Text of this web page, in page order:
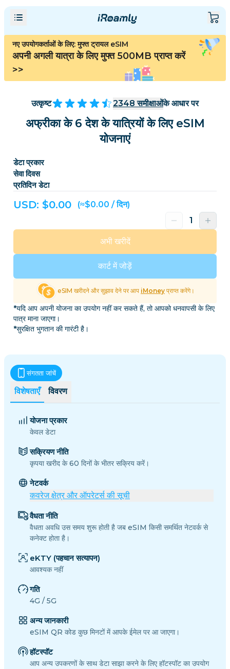
नए उपयोगकर्ताओं के लिए: मुफ्त ट्रायल eSIM
अपनी अगली यात्रा के लिए मुफ्त 500MB प्राप्त करें
>>
उत्कृष्ट 2348 समीक्षाओंके आधार पर
अफ्रीका के 6 देश के यात्रियों के लिए eSIM
योजनाएं
डेटा प्रकार
सेवा दिवस
प्रतिदिन डेटा
USD: $0.00 (≈$0.00 / दिन)
कार्ट में जोड़ें
अभी खरीदें
eSIM खरीदने और सुझाव देने पर आप iMoney प्राप्त करेंगे।
*यदि आप अपनी योजना का उपयोग नहीं कर सकते हैं, तो आपको धनवापसी के लिए
पात्र माना जाएगा।
*सुरक्षित भुगतान की गारंटी है।
विशेषताएँ विवरण
संगतता जांचें
योजना प्रकार
केवल डेटा
सक्रियण नीति
कृपया खरीद के 60 दिनों के भीतर सक्रिय करें।
नेटवर्क
कवरेज क्षेत्र और ऑपरेटर्स की सूची
वैधता नीति
वैधता अवधि उस समय शुरू होती है जब eSIM किसी समर्थित नेटवर्क से
कनेक्ट होता है।
eKTY (पहचान सत्यापन)
आवश्यक नहीं
गति
4G / 5G
अन्य जानकारी
eSIM QR कोड कुछ मिनटों में आपके ईमेल पर आ जाएगा।
हॉटस्पॉट
आप अन्य उपकरणों के साथ डेटा साझा करने के लिए हॉटस्पॉट का उपयोग